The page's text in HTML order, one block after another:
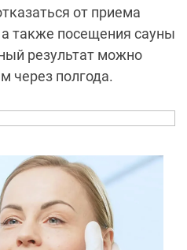
от приема
также посещения сауны
результат можно
через полгода.